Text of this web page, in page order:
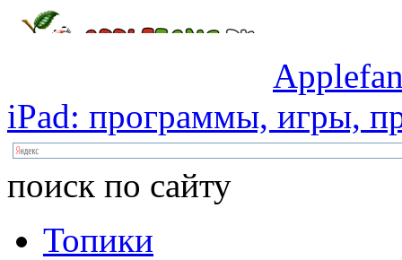
iPad: программы, игры,
поиск по сайту
Топики